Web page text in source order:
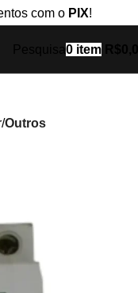
com o PIX!
0 item
Outros